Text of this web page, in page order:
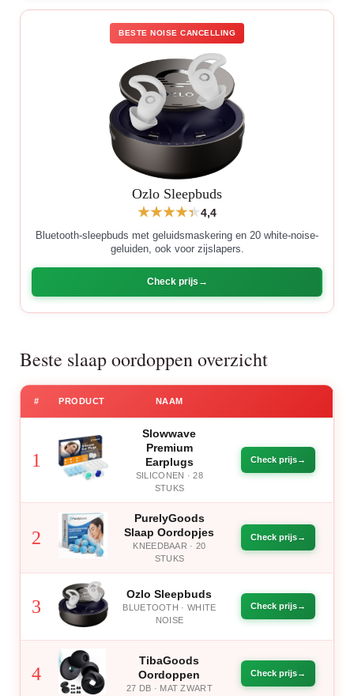
BESTE NOISE CANCELLING
Ozlo Sleepbuds
4,4
Bluetooth-sleepbuds met geluidsmaskering en 20 white-noise-
geluiden, ook voor zijslapers.
Check prijs
Beste slaap oordoppen overzicht
# PRODUCT NAAM
1
Slowwave
Premium
Earplugs
SILICONEN · 28
STUKS
Check prijs
2
PurelyGoods
Slaap Oordopjes
KNEEDBAAR · 20
STUKS
Check prijs
3
Ozlo Sleepbuds
BLUETOOTH · WHITE
NOISE
Check prijs
4
TibaGoods
Oordoppen
27 DB · MAT ZWART
Check prijs